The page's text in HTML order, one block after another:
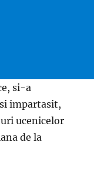
si-a
impartasit,
ucenicelor
de la